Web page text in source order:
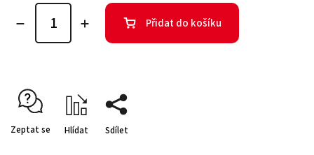
Přidat do košíku
Zeptat se Hlídat Sdílet